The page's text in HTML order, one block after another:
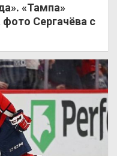
«Тампа»
Сергачёва с